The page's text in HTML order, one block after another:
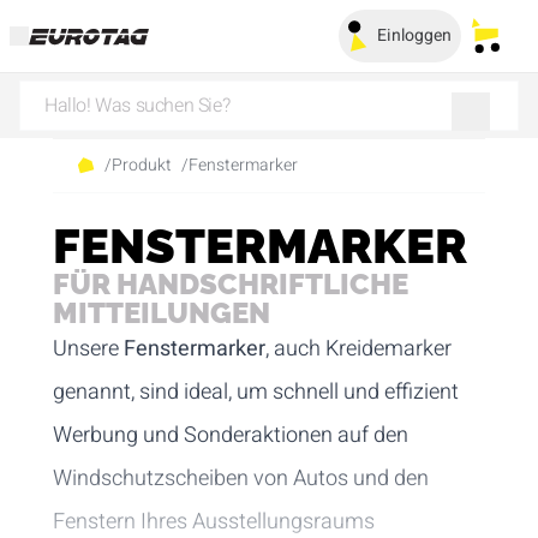
Einloggen
/Produkt /Fenstermarker
FENSTERMARKER
FÜR HANDSCHRIFTLICHE
MITTEILUNGEN
UnsereFenstermarker, auch Kreidemarker
genannt, sind ideal, um schnell und effizient
Werbung und Sonderaktionen auf den
Windschutzscheiben von Autos und den
Fenstern Ihres Ausstellungsraums